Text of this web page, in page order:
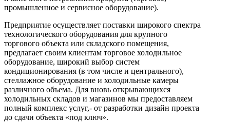
промышленное и сервисное оборудование).
Предприятие осуществляет поставки широкого спектра
технологического оборудования для крупного
торгового объекта или складского помещения,
предлагает своим клиентам торговое холодильное
оборудование, широкий выбор систем
кондиционирования (в том числе и центрального),
стеллажное оборудование и холодильные камеры
различного объема. Для вновь открывающихся
холодильных складов и магазинов мы предоставляем
полный комплекс услуг,- от разработки дизайн проекта
до сдачи объекта «под ключ».